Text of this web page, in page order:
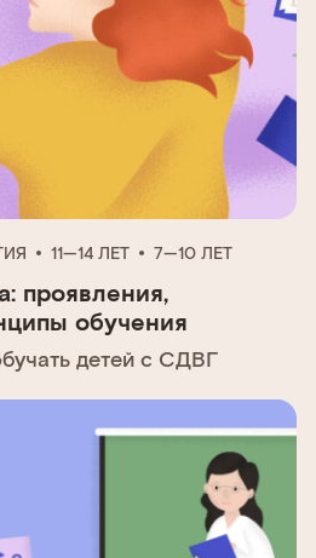
11—14 ЛЕТ 7—10 ЛЕТ
проявления,
обучения
детей с СДВГ